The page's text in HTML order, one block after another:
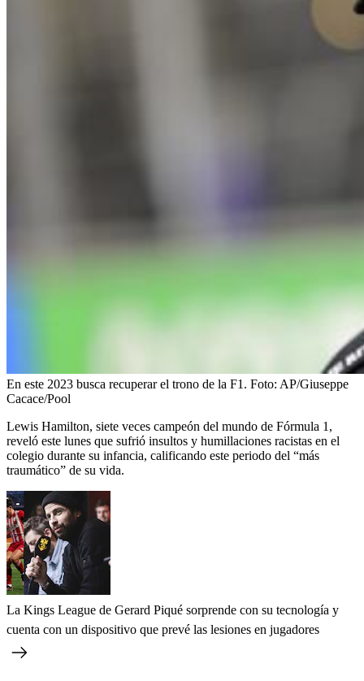
En este 2023 busca recuperar el trono de la F1. Foto: AP/Giuseppe
Cacace/Pool
Lewis Hamilton, siete veces campeón del mundo de Fórmula 1,
reveló este lunes que sufrió insultos y humillaciones racistas en el
colegio durante su infancia, calificando este periodo del “más
traumático” de su vida.
La Kings League de Gerard Piqué sorprende con su tecnología y
cuenta con un dispositivo que prevé las lesiones en jugadores